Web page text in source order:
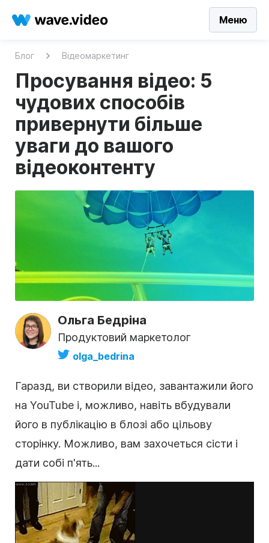
Меню
Блог Відеомаркетинг
Просування відео: 5
чудових способів
привернути більше
уваги до вашого
відеоконтенту
Ольга Бедріна
Продуктовий маркетолог
olga_bedrina
Гаразд, ви створили відео, завантажили його
на YouTube і, можливо, навіть вбудували
його в публікацію в блозі або цільову
сторінку. Можливо, вам захочеться сісти і
дати собі п'ять...